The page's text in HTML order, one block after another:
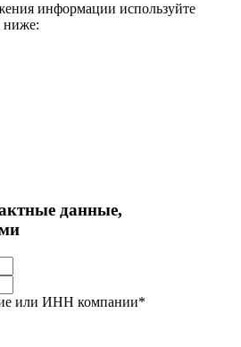
информации используйте
ниже:
данные,
или ИНН компании*